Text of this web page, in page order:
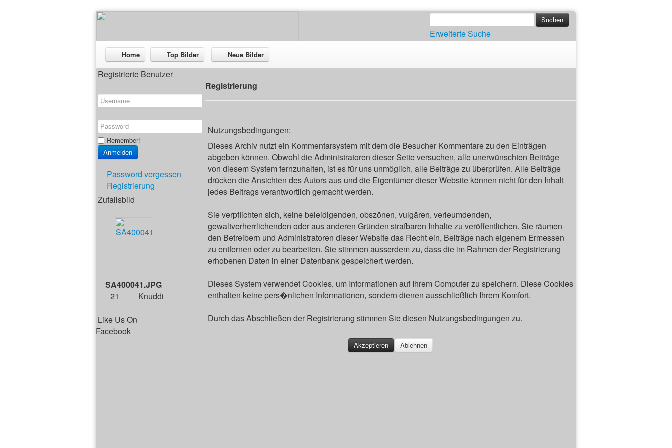
Erweiterte Suche
Home Top Bilder Neue Bilder
Registrierte Benutzer
Remember!
Password vergessen
Registrierung
Zufallsbild
SA400041.JPG
21
Knuddi
Like Us On
Facebook
Registrierung
Nutzungsbedingungen:
Dieses Archiv nutzt ein Kommentarsystem mit dem die Besucher Kommentare zu den Einträgen
abgeben können. Obwohl die Administratoren dieser Seite versuchen, alle unerwünschten Beiträge
von diesem System fernzuhalten, ist es für uns unmöglich, alle Beiträge zu überprüfen. Alle Beiträge
drücken die Ansichten des Autors aus und die Eigentümer dieser Website können nicht für den Inhalt
jedes Beitrags verantwortlich gemacht werden.
Sie verpflichten sich, keine beleidigenden, obszönen, vulgären, verleumdenden,
gewaltverherrlichenden oder aus anderen Gründen strafbaren Inhalte zu veröffentlichen. Sie räumen
den Betreibern und Administratoren dieser Website das Recht ein, Beiträge nach eigenem Ermessen
zu entfernen oder zu bearbeiten. Sie stimmen ausserdem zu, dass die im Rahmen der Registrierung
erhobenen Daten in einer Datenbank gespeichert werden.
Dieses System verwendet Cookies, um Informationen auf Ihrem Computer zu speichern. Diese Cookies
enthalten keine pers�nlichen Informationen, sondern dienen ausschließlich Ihrem Komfort.
Durch das Abschließen der Registrierung stimmen Sie diesen Nutzungsbedingungen zu.